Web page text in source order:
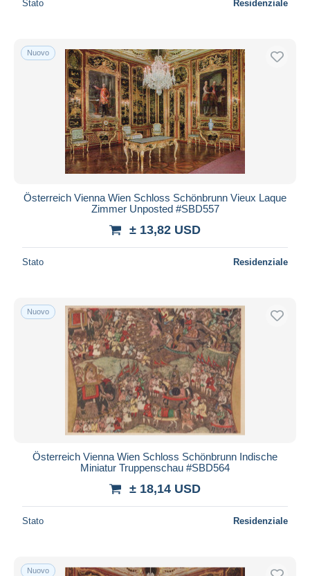
Stato Residenziale
Nuovo
Österreich Vienna Wien Schloss Schönbrunn Vieux Laque
Zimmer Unposted #SBD557
± 13,82 USD
Stato Residenziale
Nuovo
Österreich Vienna Wien Schloss Schönbrunn Indische
Miniatur Truppenschau #SBD564
± 18,14 USD
Stato Residenziale
Nuovo